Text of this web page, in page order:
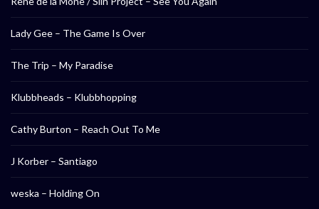
Lady Gee – The Game Is Over
The Trip – My Paradise
Klubbheads – Klubbhopping
Cathy Burton – Reach Out To Me
J Korber – Santiago
weska – Holding On